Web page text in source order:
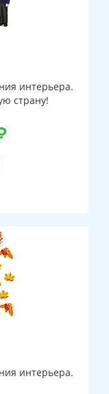
интерьера.
страну!
интерьера.